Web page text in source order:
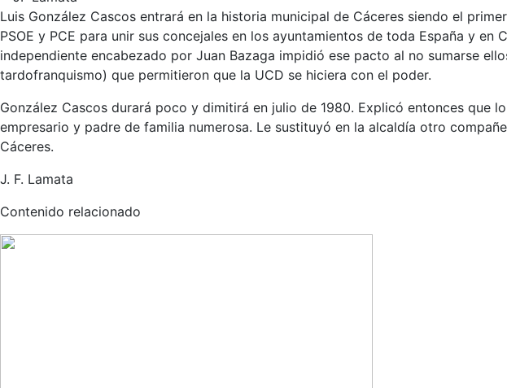
Luis González Cascos entrará en la historia municipal de Cáceres siendo el
PSOE y PCE para unir sus concejales en los ayuntamientos de toda España y
independiente encabezado por Juan Bazaga impidió ese pacto al no sumarse
tardofranquismo) que permitieron que la UCD se hiciera con el poder.
González Cascos durará poco y dimitirá en julio de 1980. Explicó entonces que
empresario y padre de familia numerosa. Le sustituyó en la alcaldía otro
Cáceres.
J. F. Lamata
Contenido relacionado